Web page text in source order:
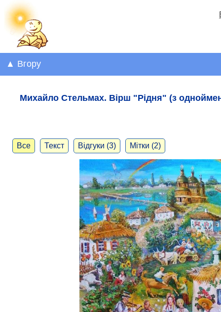
▲ Вгору
Михайло Стельмах. Вірш "Рідня" (з
Все Текст Відгуки (3) Мітки (2)